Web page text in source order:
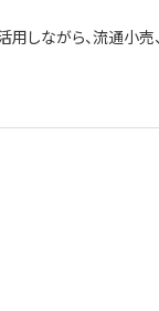
しながら、流通小売